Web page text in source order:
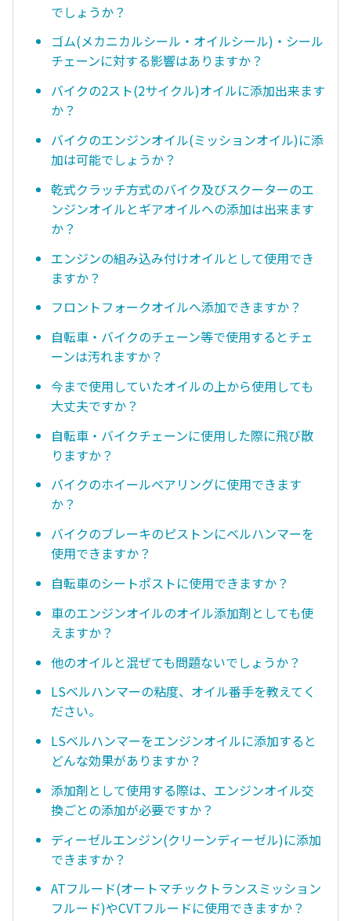
でしょうか？
ゴム(メカニカルシール・オイルシール)・シール
チェーンに対する影響はありますか？
バイクの2スト(2サイクル)オイルに添加出来ます
か？
バイクのエンジンオイル(ミッションオイル)に添
加は可能でしょうか？
乾式クラッチ方式のバイク及びスクーターのエ
ンジンオイルとギアオイルへの添加は出来ます
か？
エンジンの組み込み付けオイルとして使用でき
ますか？
フロントフォークオイルへ添加できますか？
自転車・バイクのチェーン等で使用するとチェ
ーンは汚れますか？
今まで使用していたオイルの上から使用しても
大丈夫ですか？
自転車・バイクチェーンに使用した際に飛び散
りますか？
バイクのホイールベアリングに使用できます
か？
バイクのブレーキのピストンにベルハンマーを
使用できますか？
自転車のシートポストに使用できますか？
車のエンジンオイルのオイル添加剤としても使
えますか？
他のオイルと混ぜても問題ないでしょうか？
LSベルハンマーの粘度、オイル番手を教えてく
ださい。
LSベルハンマーをエンジンオイルに添加すると
どんな効果がありますか？
添加剤として使用する際は、エンジンオイル交
換ごとの添加が必要ですか？
ディーゼルエンジン(クリーンディーゼル)に添加
できますか？
ATフルード(オートマチックトランスミッション
フルード)やCVTフルードに使用できますか？